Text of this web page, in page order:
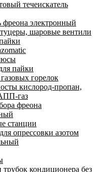
течеискатель
фреона электронный
шаровые вентили
пайки
горелок
кислород-пропан,
газ
фреона
станции
опрессовки азотом
кондиционера без